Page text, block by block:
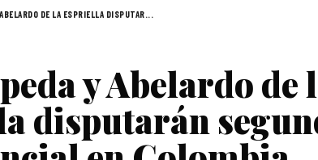
DE LA ESPRIELLA DISPUTAR...
y Abelardo de
disputarán